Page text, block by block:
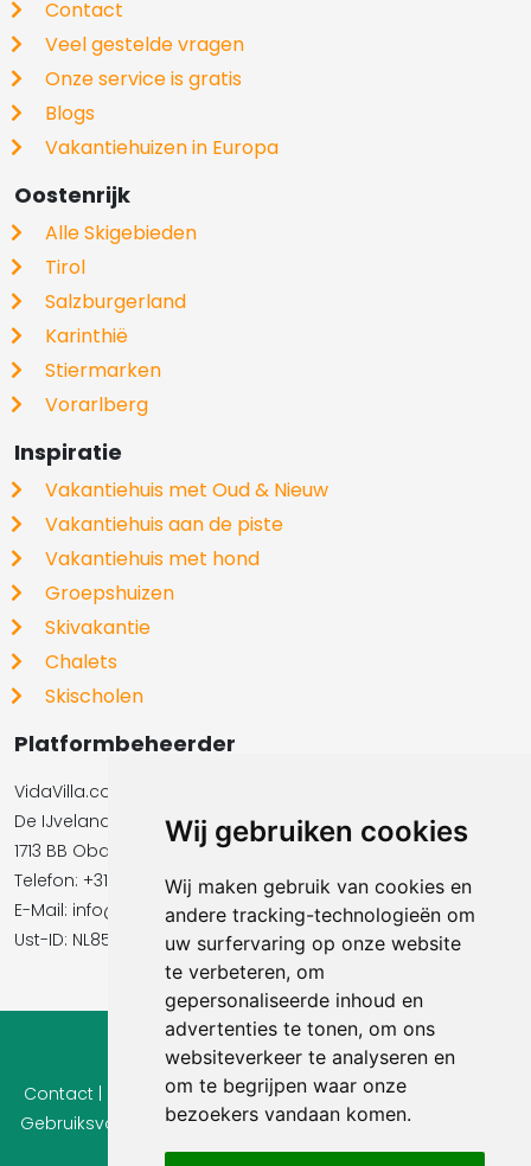
Wij gebruiken cookies
Wij maken gebruik van cookies en
andere tracking-technologieën om
uw surfervaring op onze website
te verbeteren, om
gepersonaliseerde inhoud en
advertenties te tonen, om ons
websiteverkeer te analyseren en
om te begrijpen waar onze
bezoekers vandaan komen.
Contact
Veel gestelde vragen
Onze service is gratis
Blogs
Vakantiehuizen in Europa
Oostenrijk
Alle Skigebieden
Tirol
Salzburgerland
Karinthië
Stiermarken
Vorarlberg
Inspiratie
Vakantiehuis met Oud & Nieuw
Vakantiehuis aan de piste
Vakantiehuis met hond
Groepshuizen
Skivakantie
Chalets
Skischolen
Platformbeheerder
VidaVilla.com BV
De IJvelandssloot 20
1713 BB Obdam
Telefon: +31854016545
E-Mail:​​​​ info@vidavilla.com
Ust-ID: NL855781919B01
© 2026 Ferienhaus-Tirol.eu
Contact Privacy|Cookie instellingen|Herroepingsrecht
Gebruiksvoorwaarden|Imprint |Informatie Beoordelingen